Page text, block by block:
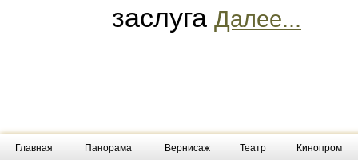
заслуга Далее...
Главная Панорама Вернисаж Театр Кинопром